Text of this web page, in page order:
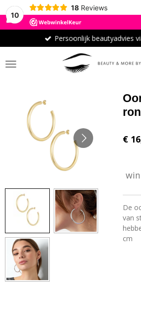
10
18 Reviews
Persoonlijk beautyadvies
€
De
van
cm